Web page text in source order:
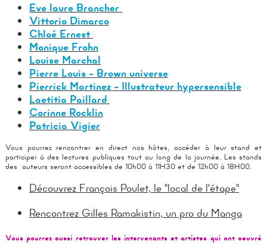
Eve laure Brancher
Vittorio Dimarco
Chloé Ernest
Monique Frohn
Louise Marchal
Pierre Louis - Brown universe
Pierrick Martinez - Illustrateur hypersensible
Laetitia Paillard
Corinne Rocklin
Patricia Vigier
Vous pourrez rencontrer en direct nos hôtes, accéder à leur stand et
participer à des lectures publiques tout au long de la journée. Les stands
des auteurs seront accessibles de 10h00 à 11H30 et de 12h00 à 18H00.
Découvrez François Poulet, le "local de l'étape"
Rencontrez Gilles Ramakistin, un pro du Manga
​Vous pourrez aussi retrouver les intervenants et artistes qui ont oeuvré